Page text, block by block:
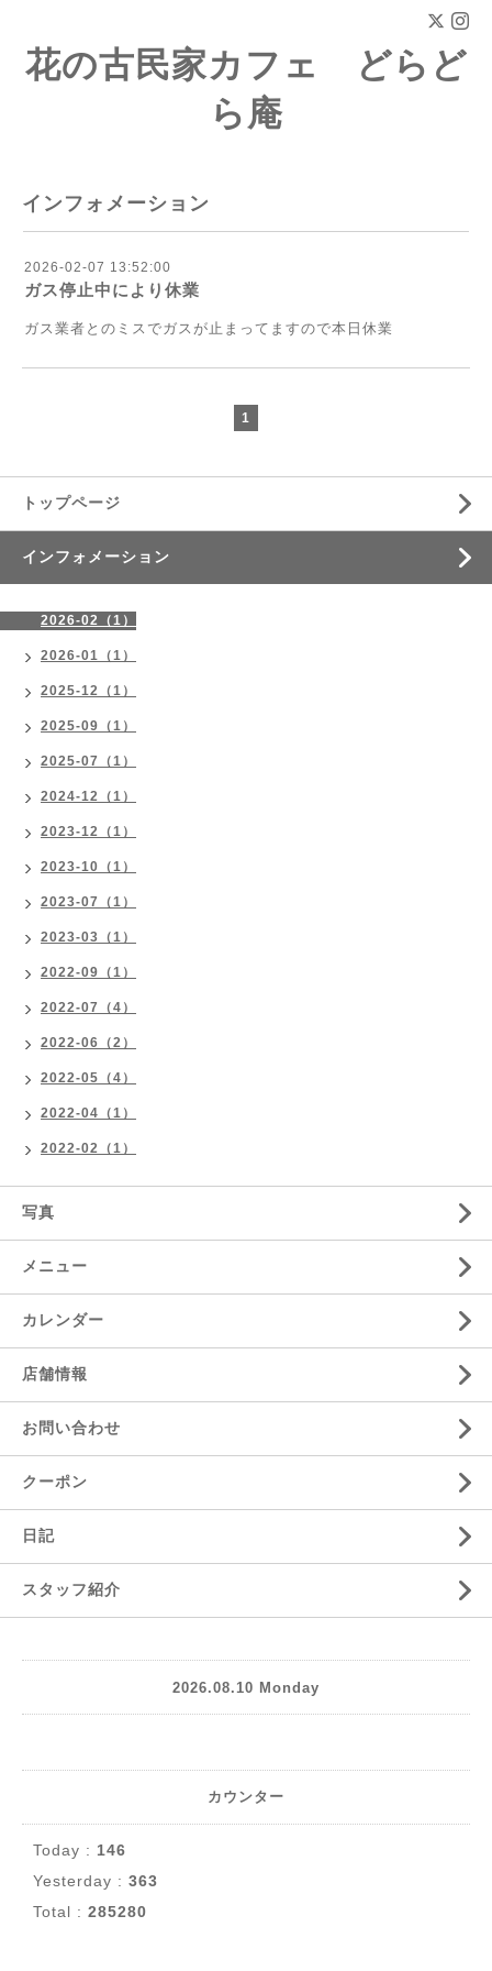
花の古民家カフェ どらど
ら庵
インフォメーション
2026-02-07 13:52:00
ガス停止中により休業
ガス業者とのミスでガスが止まってますので本日休業
1
トップページ
インフォメーション
2026-02（1）
2026-01（1）
2025-12（1）
2025-09（1）
2025-07（1）
2024-12（1）
2023-12（1）
2023-10（1）
2023-07（1）
2023-03（1）
2022-09（1）
2022-07（4）
2022-06（2）
2022-05（4）
2022-04（1）
2022-02（1）
写真
メニュー
カレンダー
店舗情報
お問い合わせ
クーポン
日記
スタッフ紹介
2026.08.10 Monday
カウンター
Today : 146
Yesterday : 363
Total : 285280